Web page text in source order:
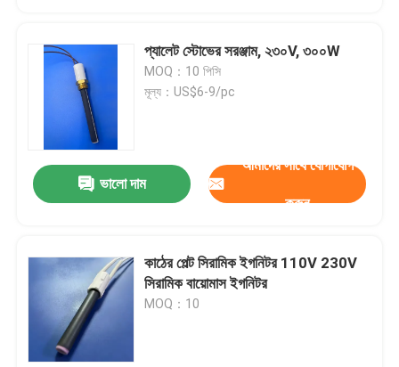
প্যালেট স্টোভের সরঞ্জাম, ২৩০V, ৩০০W
MOQ：10 পিসি
মূল্য：US$6-9/pc
ভালো দাম
আমাদের সাথে যোগাযোগ
করুন
কাঠের পেল্ট সিরামিক ইগনিটর 110V 230V
সিরামিক বায়োমাস ইগনিটর
MOQ：10